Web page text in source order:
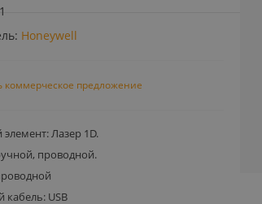
Honeywell
коммерческое предложение
Лазер 1D.
проводной.
USB